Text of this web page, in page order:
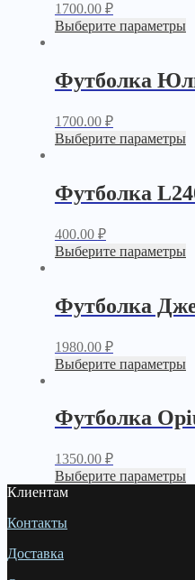
1700.00 ₽
Выберите параметры
Футболка
1700.00 ₽
Выберите параметры
Футболка
400.00 ₽
Выберите параметры
Футболка
1980.00 ₽
Выберите параметры
Футболка
1350.00 ₽
Выберите параметры
Клиентам
Контакты
Доставка